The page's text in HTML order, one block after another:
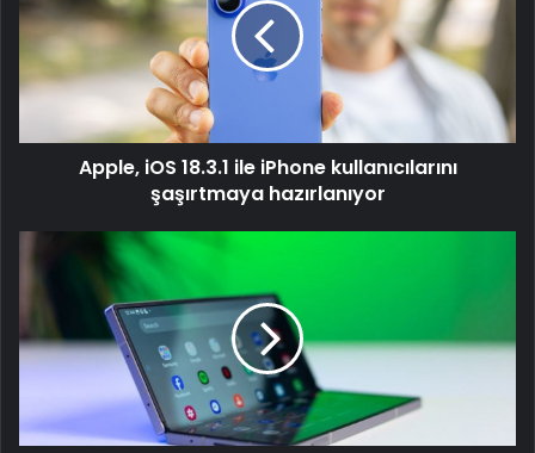
ile
iPhone
kullanıcılarını
şaşırtmaya
Apple, iOS 18.3.1 ile iPhone kullanıcılarını
şaşırtmaya hazırlanıyor
7
ekran
sorununu
çözecek